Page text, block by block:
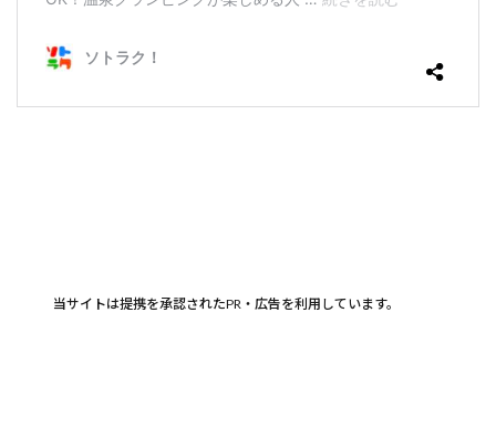
当サイトは提携を承認されたPR・広告を利用しています。